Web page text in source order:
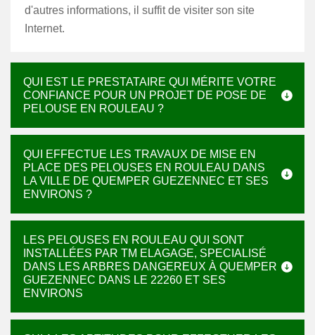
d'autres informations, il suffit de visiter son site
Internet.
QUI EST LE PRESTATAIRE QUI MÉRITE VOTRE
CONFIANCE POUR UN PROJET DE POSE DE
PELOUSE EN ROULEAU ?
QUI EFFECTUE LES TRAVAUX DE MISE EN
PLACE DES PELOUSES EN ROULEAU DANS
LA VILLE DE QUEMPER GUEZENNEC ET SES
ENVIRONS ?
LES PELOUSES EN ROULEAU QUI SONT
INSTALLÉES PAR TM ELAGAGE, SPECIALISÉ
DANS LES ARBRES DANGEREUX À QUEMPER
GUEZENNEC DANS LE 22260 ET SES
ENVIRONS